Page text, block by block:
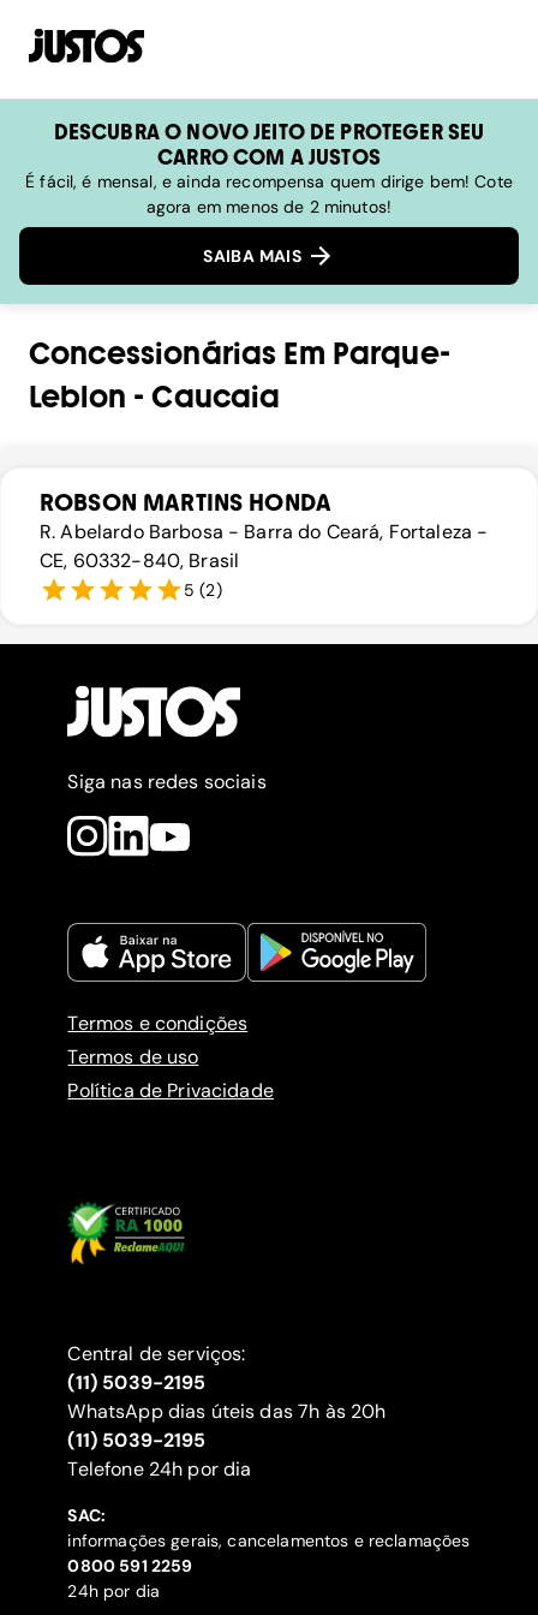
DESCUBRA O NOVO JEITO DE PROTEGER SEU
CARRO COM A JUSTOS
É fácil, é mensal, e ainda recompensa quem dirige bem! Cote
agora em menos de 2 minutos!
SAIBA MAIS
Concessionárias Em Parque-
Leblon -Caucaia
ROBSON MARTINS HONDA
R. Abelardo Barbosa - Barra do Ceará, Fortaleza -
CE, 60332-840, Brasil
5 (2)
Siga nas redes sociais
Termos e condições
Termos de uso
Política de Privacidade
Central de serviços:
(11) 5039-2195
WhatsApp dias úteis das 7h às 20h
(11) 5039-2195
‍Telefone 24h por dia
SAC:
informações gerais, cancelamentos e reclamações
‍0800 591 2259
24h por dia